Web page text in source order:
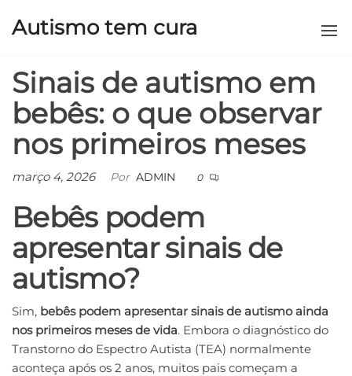
Autismo tem cura
Sinais de autismo em
bebês: o que observar
nos primeiros meses
março 4, 2026 Por ADMIN 0
Bebês podem
apresentar sinais de
autismo?
Sim, bebês podem apresentar sinais de autismo ainda
nos primeiros meses de vida. Embora o diagnóstico do
Transtorno do Espectro Autista (TEA) normalmente
aconteça após os 2 anos, muitos pais começam a